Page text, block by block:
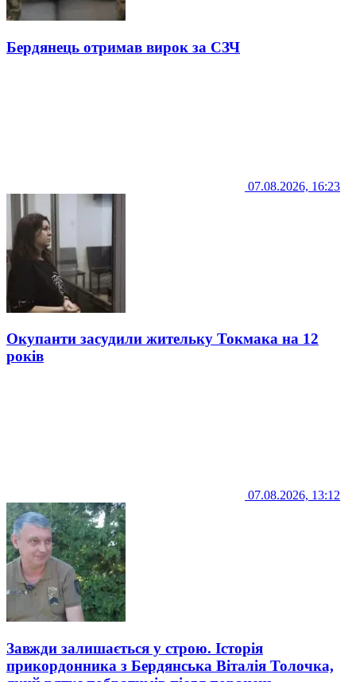
Бердянець отримав вирок за СЗЧ
07.08.2026, 16:23
Окупанти засудили жительку Токмака на 12
років
07.08.2026, 13:12
Завжди залишається у строю. Історія
прикордонника з Бердянська Віталія Толочка,